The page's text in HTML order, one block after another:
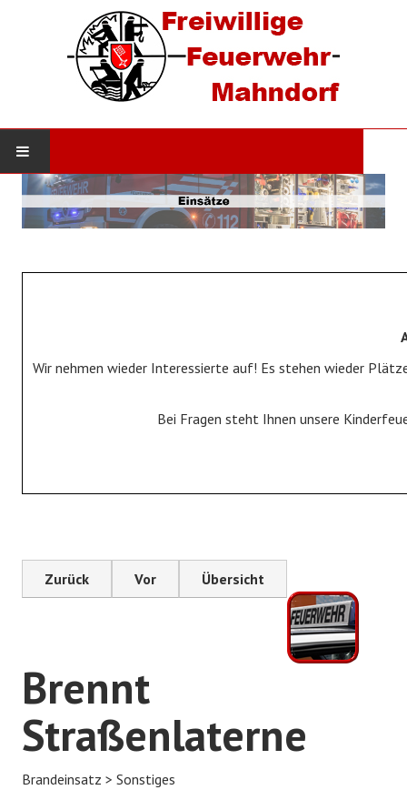
STARTSEITE
DIE WEHR
Jugendfeuerwehr
KINDERFEUERWEHR
Bildergalerie
Wir nehmen wieder Interessierte auf! Es stehen wieder
Bei Fragen steht Ihnen unsere
Zurück Vor Übersicht
Brennt
Straßenlaterne
Brandeinsatz > Sonstiges